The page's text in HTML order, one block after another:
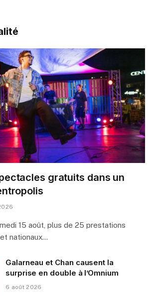
gratuits dans un
15 août, plus de 25 prestations
nationaux…
Galarneau et Chan causent la
surprise en double à l’Omnium
6 août 2026